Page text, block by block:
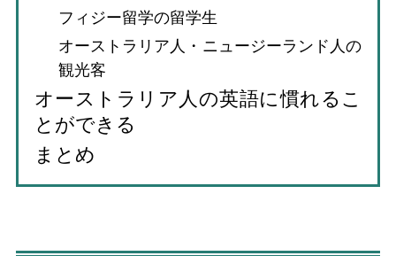
フィジー留学の留学生
オーストラリア人・ニュージーランド人の
観光客
オーストラリア人の英語に慣れるこ
とができる
まとめ